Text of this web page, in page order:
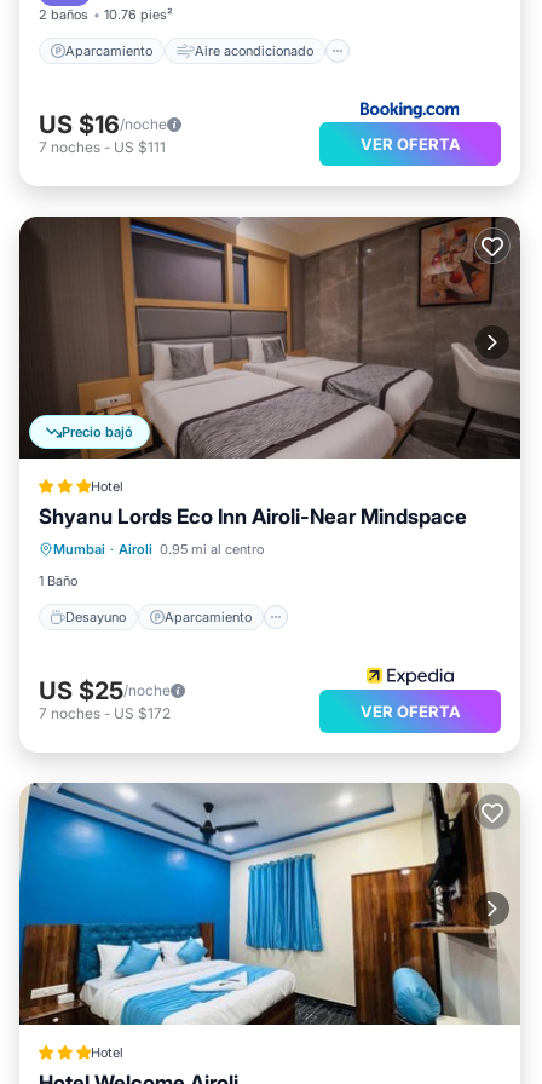
2 baños 10.76 pies²
Aparcamiento Aire acondicionado
US $16/noche
7 noches - US $111 VER OFERTA
Precio bajó
Hotel
Shyanu Lords Eco Inn Airoli-Near Mindspace
Mumbai · Airoli 0.95 mi al centro
1 Baño
Desayuno Aparcamiento
Desayuno Aparcamiento
Internet
Apto para niños
US $25/noche
7 noches - US $172 VER OFERTA
Hotel